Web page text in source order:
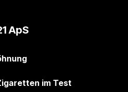
ApS
im Test